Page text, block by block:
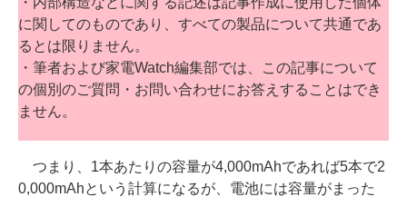
に関してのものであり、すべての製品について共通であ
るとは限りません。
・筆者および家電Watch編集部では、この記事について
の個別のご質問・お問い合わせにお答えすることはでき
ません。
つまり、1本あたりの容量が4,000mAhであれば5本で2
0,000mAhという計算になるが、電池には容量がまった